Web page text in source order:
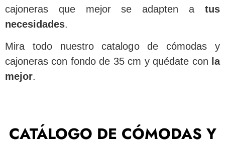
cajoneras que mejor se adapten a tus
necesidades.
Mira todo nuestro catalogo de cómodas y
cajoneras con fondo de 35 cm y quédate con la
mejor.
CATÁLOGO DE CÓMODAS Y